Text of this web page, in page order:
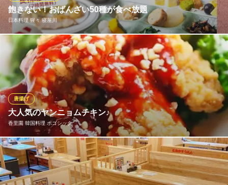
京阪本線寝屋川市駅 バス9分
大阪府寝屋川市池田中町2-26
飽きない！おばんざい50種が食べ放題
日本料理 猩々 寝屋川
メインメニューはオーダー制をとり、個別盛りで提供しておりま
す。 料理長こだわりの味をお楽しみください。 【終日大人 1,680
円/5歳～小学生850円/以下幼児無料】
日本料理 猩々 寝屋川
仕出し・弁当・宴会
京阪本線寝屋川市駅 徒歩5分
大阪府寝屋川市木田町17-4
大人気のヤンニョムチキン♪
香里園 韓国料理 ポゴシッタ
唐揚げ
大人気のヤンニョムチキンはオリジナルの味付けでご飯にもお酒
にもぴったりな当店自慢のメニューです♪女子会や仲の良いご友人
とのお食事にどうぞ♪